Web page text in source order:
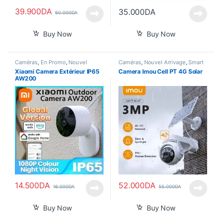
39.900DA 60.000DA
Buy Now
35.000DA
Buy Now
Caméras, En Promo, Nouvel
Arrivage , Smart Home
Xiaomi Camera Extérieur IP65
AW200
14.500DA 16.000DA
Buy Now
Caméras, Nouvel Arrivage,Smart
Home
Camera Imou Cell PT 4G Solar
52.000DA 55.000DA
Buy Now